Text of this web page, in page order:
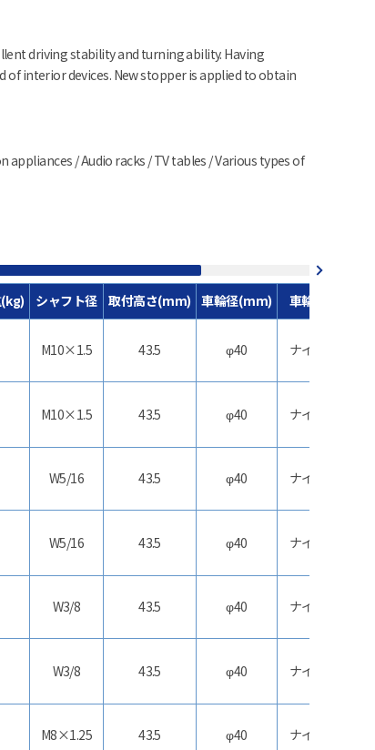
driving stability and turning ability. Having
of interior devices. New stopper is applied to obtain
/ Audio racks / TV tables / Various types of
シャフト径 取付高さ(mm) 車輪径(mm) 車輪材質
M10×1.5 43.5 φ40 ナイロン
M10×1.5 43.5 φ40 ナイロン
W5/16 43.5 φ40 ナイロン
W5/16 43.5 φ40 ナイロン
W3/8 43.5 φ40 ナイロン
W3/8 43.5 φ40 ナイロン
M8×1.25 43.5 φ40 ナイロン